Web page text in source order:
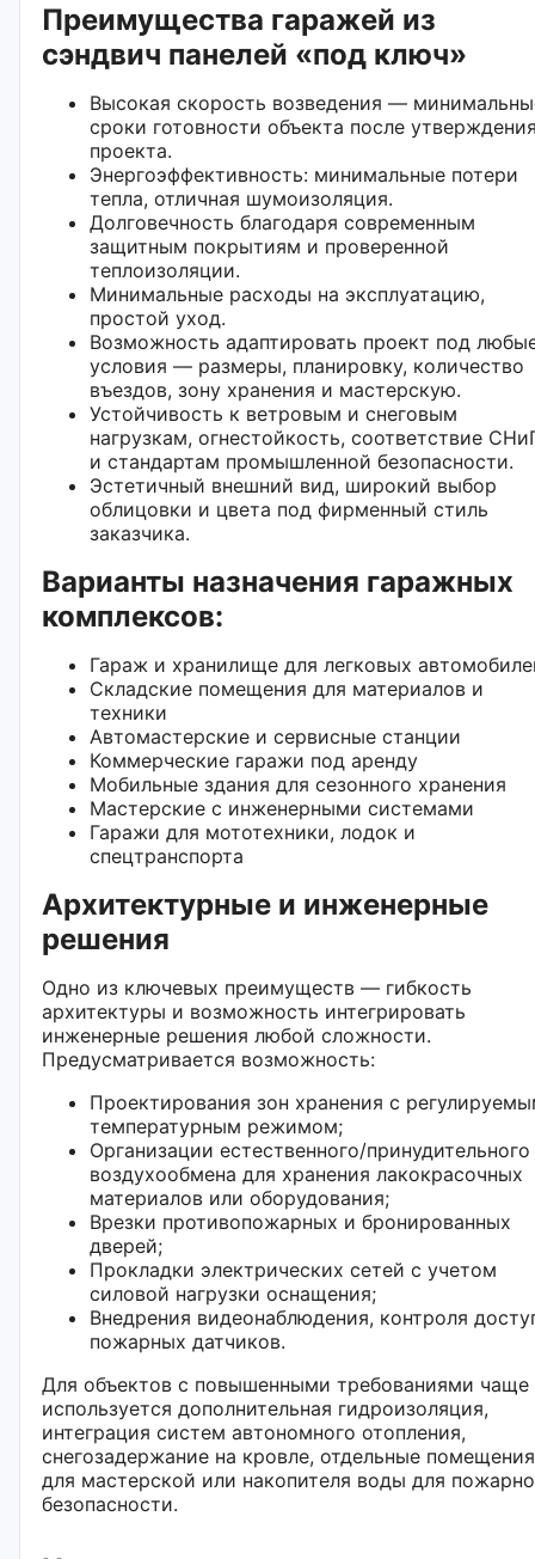
Преимущества гаражей из
сэндвич панелей «под ключ»
Высокая скорость возведения —
сроки готовности объекта после
проекта.
Энергоэффективность: минимальные потери
тепла, отличная шумоизоляция.
Долговечность благодаря современным
защитным покрытиям и проверенной
теплоизоляции.
Минимальные расходы на эксплуатацию,
простой уход.
Возможность адаптировать проект под
условия — размеры, планировку, количество
въездов, зону хранения и мастерскую.
Устойчивость к ветровым и снеговым
нагрузкам, огнестойкость, соответствие
и стандартам промышленной безопасности.
Эстетичный внешний вид, широкий выбор
облицовки и цвета под фирменный стиль
заказчика.
Варианты назначения гаражных
комплексов:
Гараж и хранилище для легковых
Складские помещения для материалов и
техники
Автомастерские и сервисные станции
Коммерческие гаражи под аренду
Мобильные здания для сезонного хранения
Мастерские с инженерными системами
Гаражи для мототехники, лодок и
спецтранспорта
Архитектурные и инженерные
решения
Одно из ключевых преимуществ — гибкость
архитектуры и возможность интегрировать
инженерные решения любой сложности.
Предусматривается возможность:
Проектирования зон хранения с
температурным режимом;
Организации естественного/принудительного
воздухообмена для хранения лакокрасочных
материалов или оборудования;
Врезки противопожарных и бронированных
дверей;
Прокладки электрических сетей с учетом
силовой нагрузки оснащения;
Внедрения видеонаблюдения, контроля
пожарных датчиков.
Для объектов с повышенными требованиями чаще
используется дополнительная гидроизоляция,
интеграция систем автономного отопления,
снегозадержание на кровле, отдельные помещения
для мастерской или накопителя воды для
безопасности.